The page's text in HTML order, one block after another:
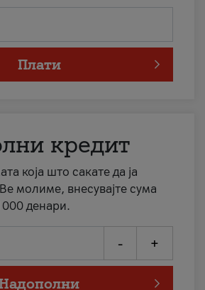
Плати
кредит
која што сакате да ја
молиме, внесувајте сума
денари.
- +